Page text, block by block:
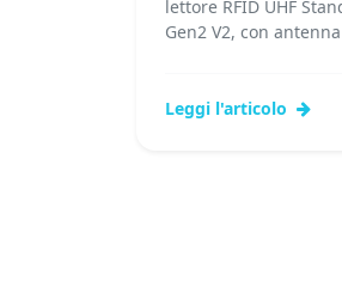
lettore RFID UHF
Gen2 V2, con
Leggi l'articolo